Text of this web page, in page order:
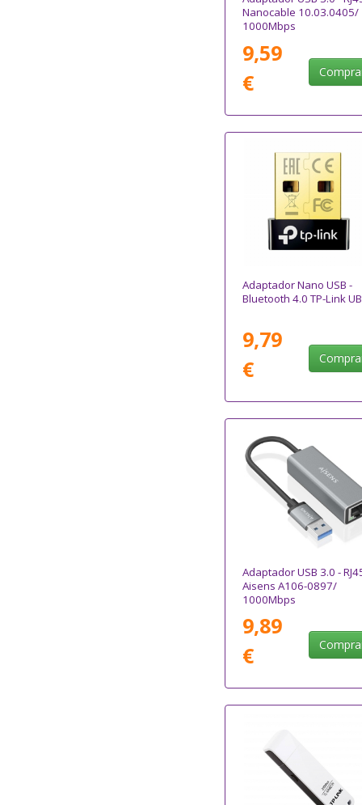
Nanocable 10.03.0405/
1000Mbps
9,59
€
Adaptador Nano USB -
Bluetooth 4.0 TP-Link
9,79
€
Adaptador USB 3.0 -
Aisens A106-0897/
1000Mbps
9,89
€